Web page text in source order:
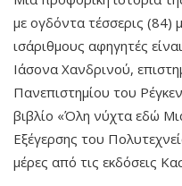
με ογδόντα τέσσερις (84)
ισάριθμους αφηγητές
Ιάσονα Χανδρινού,
Πανεπιστημίου του
βιβλίο «Όλη νύχτα εδώ
Εξέγερσης του
μέρες από τις εκδόσεις